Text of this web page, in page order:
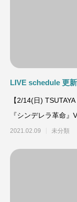
LIVE schedule 更新
【2/14(日)
『シンデレラ革命
2021.02.09 未分類